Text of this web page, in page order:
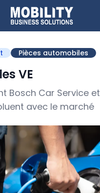
Pièces automobiles
VE
Bosch Car Service et
avec le marché